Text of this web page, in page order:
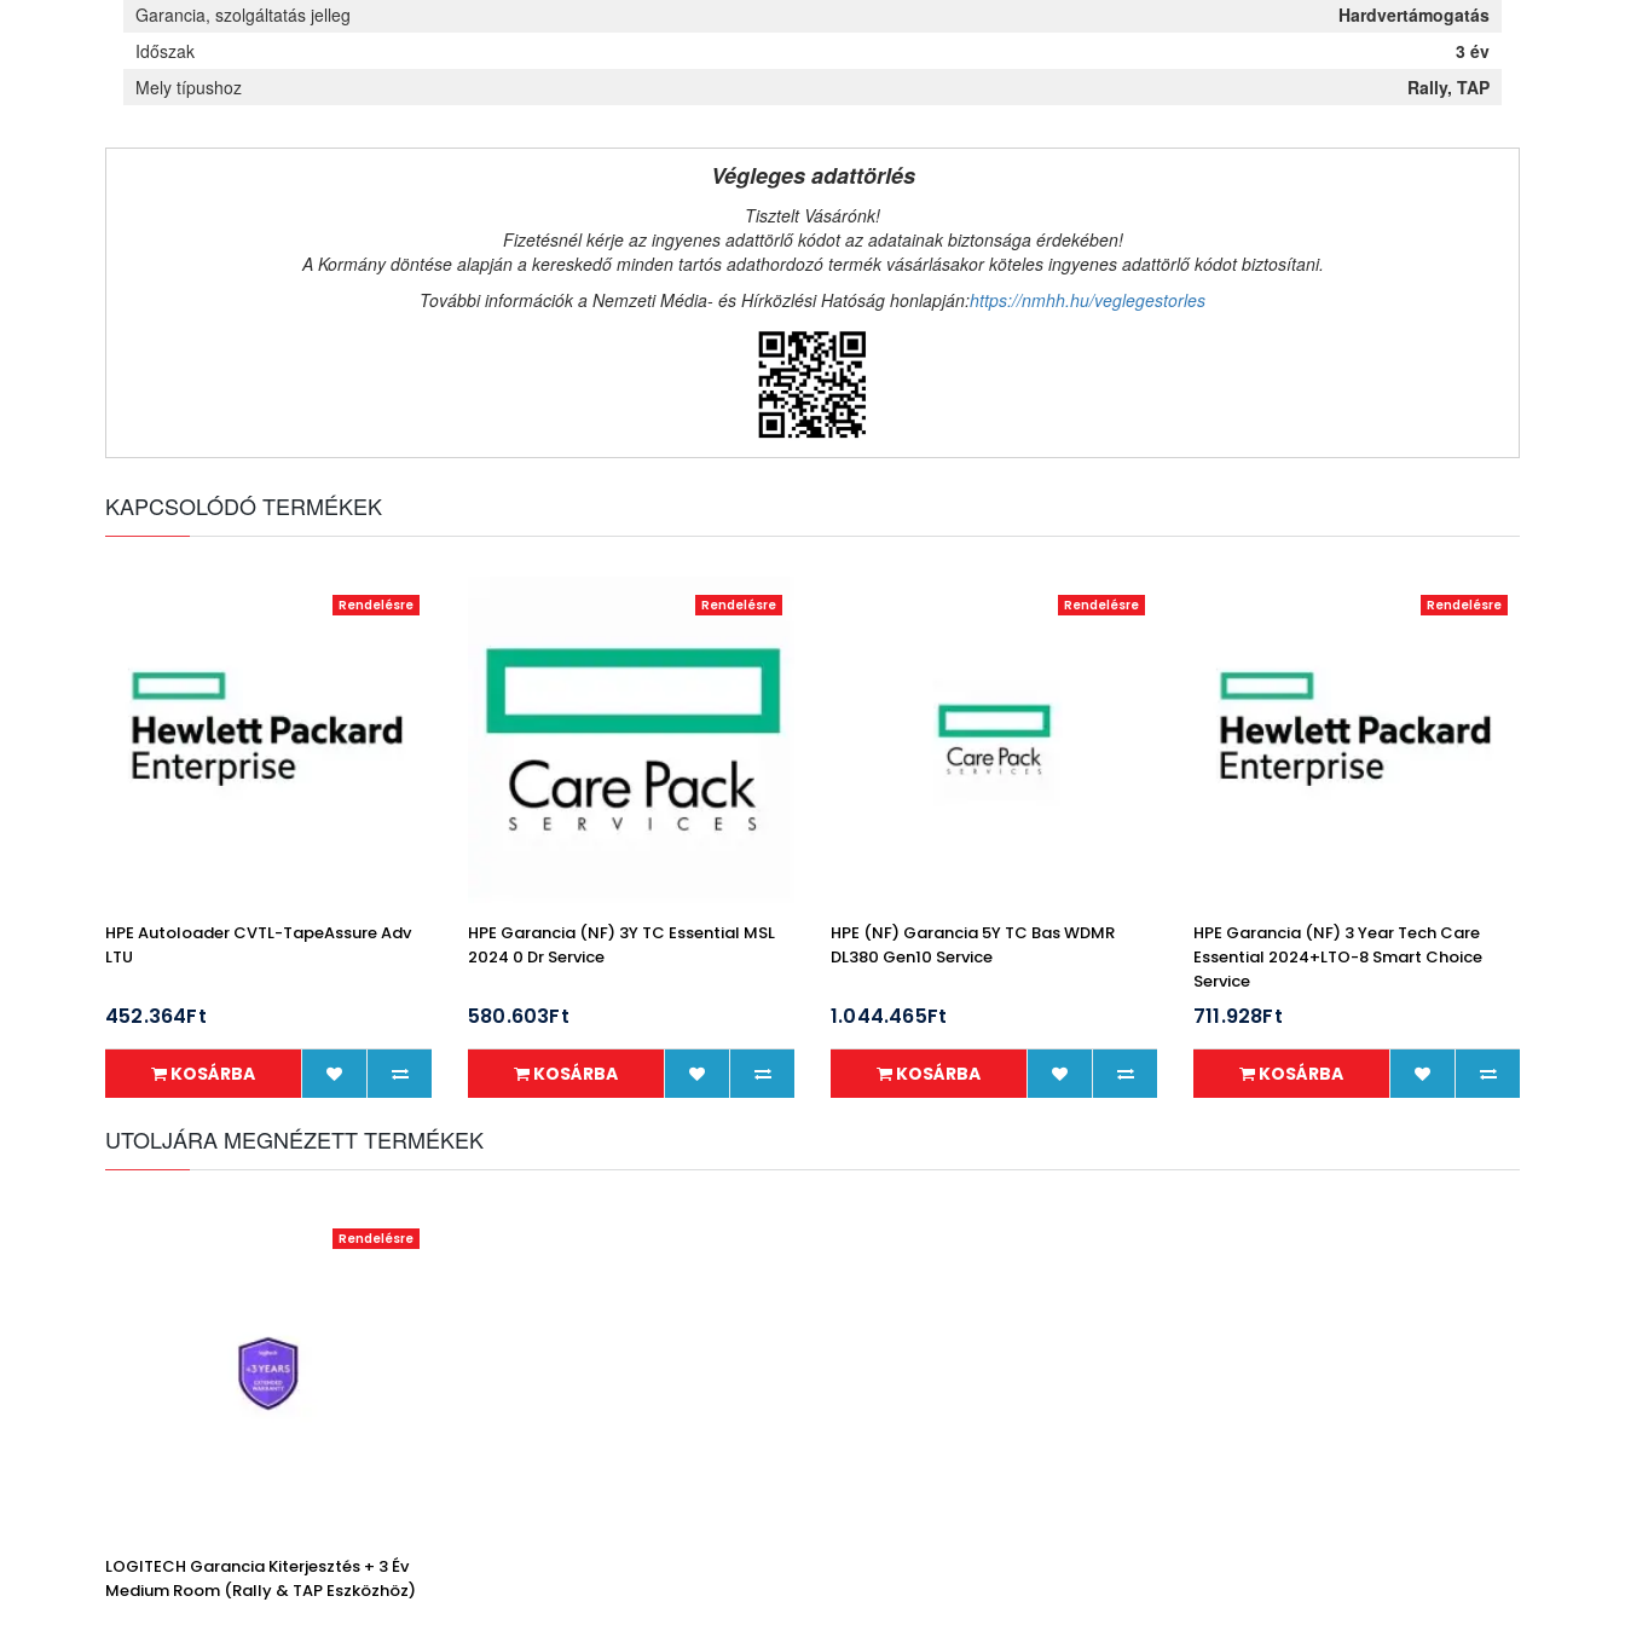
Garancia, szolgáltatás jelleg
Hardvertámogatás
Időszak
3 év
Mely típushoz
Rally, TAP
Végleges adattörlés
Tisztelt Vásárónk!
Fizetésnél kérje az ingyenes adattörlő kódot az adatainak biztonsága érdekében!
A Kormány döntése alapján a kereskedő minden tartós adathordozó termék vásárlásakor köteles ingyenes adattörlő kódot biztosítani.
További információk a Nemzeti Média- és Hírközlési Hatóság honlapján:https://nmhh.hu/veglegestorles
KAPCSOLÓDÓ TERMÉKEK
Rendelésre
HPE Autoloader CVTL-TapeAssure Adv
LTU
452.364Ft
KOSÁRBA
Rendelésre
HPE Garancia (NF) 3Y TC Essential MSL
2024 0 Dr Service
580.603Ft
KOSÁRBA
Rendelésre
HPE (NF) Garancia 5Y TC Bas WDMR
DL380 Gen10 Service
1.044.465Ft
KOSÁRBA
Rendelésre
HPE Garancia (NF) 3 Year Tech Care
Essential 2024+LTO-8 Smart Choice
Service
711.928Ft
KOSÁRBA
UTOLJÁRA MEGNÉZETT TERMÉKEK
Rendelésre
LOGITECH Garancia Kiterjesztés + 3 Év
Medium Room (Rally & TAP Eszközhöz)